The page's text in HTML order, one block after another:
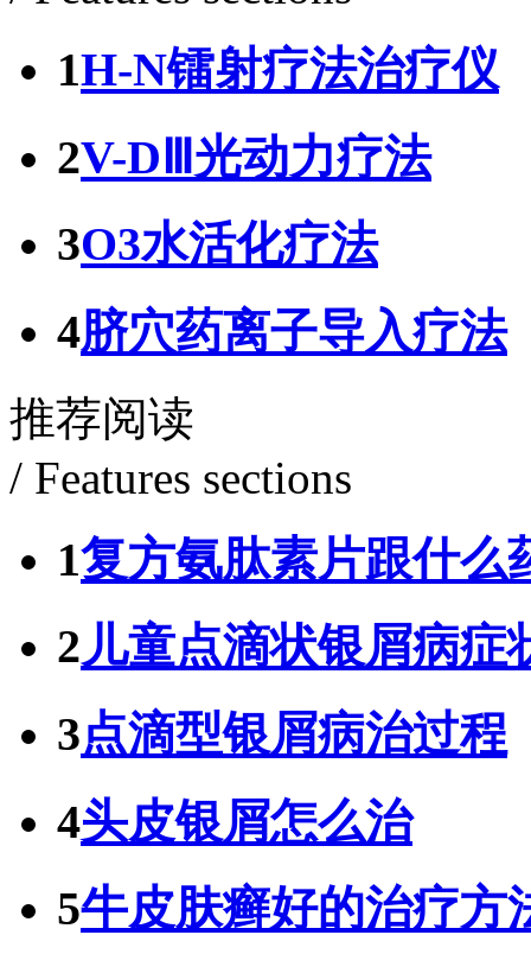
1H-N镭射疗法治疗仪
2V-DⅢ光动力疗法
3O3水活化疗法
4脐穴药离子导入疗法
推荐阅读
/ Features sections
1复方氨肽素片跟什么
2儿童点滴状银屑病症
3点滴型银屑病治过程
4头皮银屑怎么治
5牛皮肤癣好的治疗方